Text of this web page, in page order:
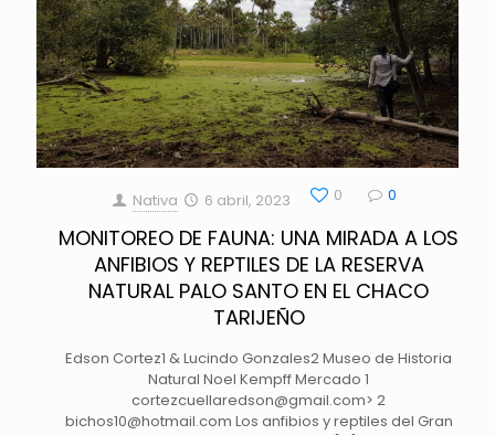
Nativa 6 abril, 2023 0 0
MONITOREO DE FAUNA: UNA MIRADA A LOS
ANFIBIOS Y REPTILES DE LA RESERVA
NATURAL PALO SANTO EN EL CHACO
TARIJEÑO
Edson Cortez1 & Lucindo Gonzales2 Museo de Historia
Natural Noel Kempff Mercado 1
cortezcuellaredson@gmail.com> 2
bichos10@hotmail.com Los anfibios y reptiles del Gran